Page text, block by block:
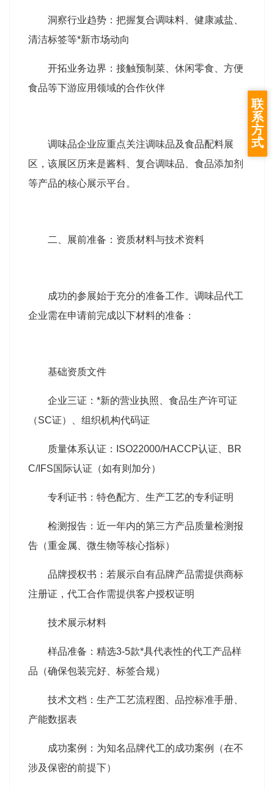
洞察行业趋势：把握复合调味料、健康减盐、
清洁标签等*新市场动向
开拓业务边界：接触预制菜、休闲零食、方便
食品等下游应用领域的合作伙伴
调味品企业应重点关注调味品及食品配料展
区，该展区历来是酱料、复合调味品、食品添加剂
等产品的核心展示平台。
二、展前准备：资质材料与技术资料
成功的参展始于充分的准备工作。调味品代工
企业需在申请前完成以下材料的准备：
基础资质文件
企业三证：*新的营业执照、食品生产许可证
（SC证）、组织机构代码证
质量体系认证：ISO22000/HACCP认证、BR
C/IFS国际认证（如有则加分）
专利证书：特色配方、生产工艺的专利证明
检测报告：近一年内的第三方产品质量检测报
告（重金属、微生物等核心指标）
品牌授权书：若展示自有品牌产品需提供商标
注册证，代工合作需提供客户授权证明
技术展示材料
样品准备：精选3-5款*具代表性的代工产品样
品（确保包装完好、标签合规）
技术文档：生产工艺流程图、品控标准手册、
产能数据表
成功案例：为知名品牌代工的成功案例（在不
涉及保密的前提下）
联
系
方
式